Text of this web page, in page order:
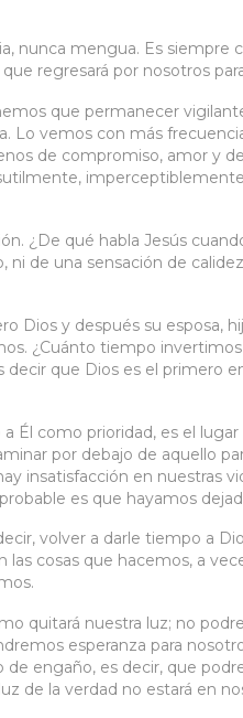
nunca mengua. Es
regresará por nosotros
que permanecer
Lo vemos con más
de compromiso, amor y
¿De qué habla Jesús
de una sensación de
Dios y después su esposa,
¿Cuánto tiempo
que Dios es el primero
Él como prioridad, es el
por debajo de aquello
insatisfacción en nuestras
es que hayamos
volver a darle tiempo a
las cosas que hacemos, a
quitará nuestra luz; no
esperanza para
de engaño, es decir, que
de la verdad no estará en